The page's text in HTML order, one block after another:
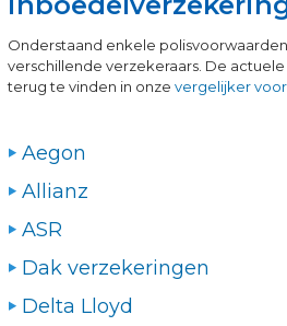
Onderstaand enkele
verschillende verzekeraars. De
terug te vinden in onze vergelijker
Aegon
Allianz
ASR
Dak verzekeringen
Delta Lloyd